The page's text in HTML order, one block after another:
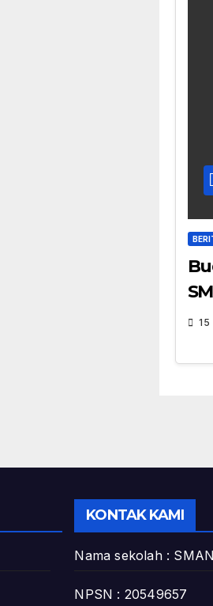
KONTAK KAMI
Nama sekolah :
NPSN : 20549657